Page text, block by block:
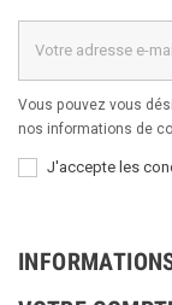
Vous pouvez vous
nos informations de
J'accepte les